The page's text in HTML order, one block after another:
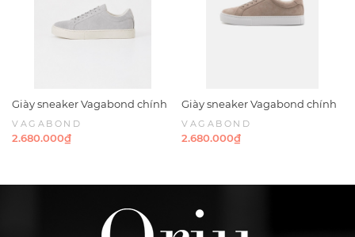
Giày sneaker Vagabond chính
hãng Paul 2.0 Suede Grey -
Xám da lộn
VAGABOND
2.680.000₫
Giày sneaker Vagabond chính
hãng Paul 2.0 Suede Taupe -
Nâu nhạt Da lộn
VAGABOND
2.680.000₫